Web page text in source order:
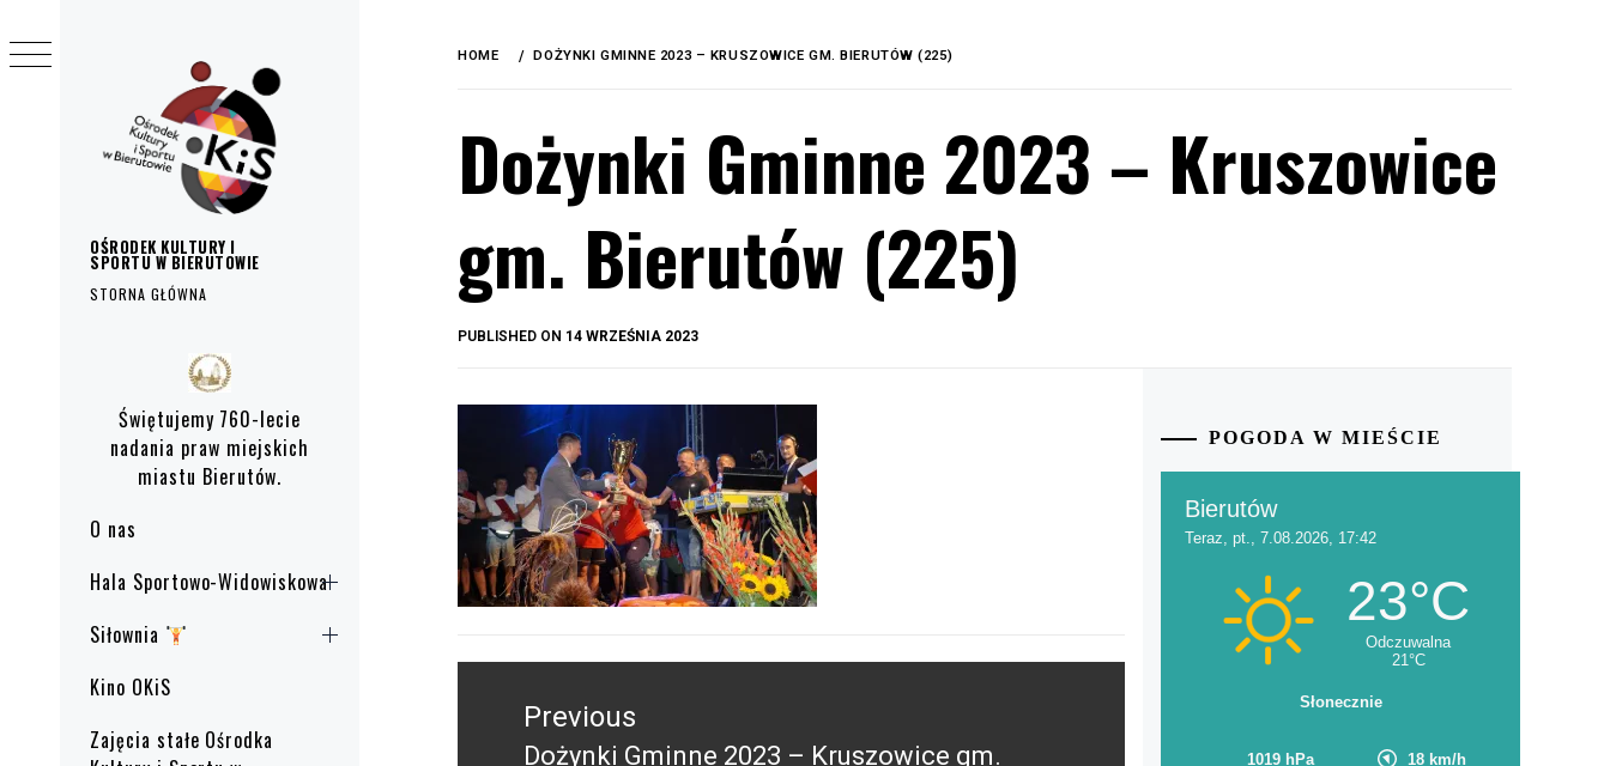
OŚRODEK KULTURY I
SPORTU W BIERUTOWIE
STORNA GŁÓWNA
Świętujemy 760-lecie
nadania praw miejskich
miastu Bierutów.
O nas
Hala Sportowo-Widowiskowa
Siłownia
Kino OKiS
Zajęcia stałe Ośrodka
HOME DOŻYNKI GMINNE 2023 – KRUSZOWICE GM. BIERUTÓW (225)
Dożynki Gminne 2023 – Kruszowice
gm. Bierutów (225)
PUBLISHED ON 14 WRZEŚNIA 2023
wpisuPrevious
Dożynki Gminne 2023 – Kruszowice gm.
POGODA W MIEŚCIE